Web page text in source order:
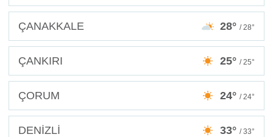
ÇANAKKALE 28° / 28°
ÇANKIRI 25° / 25°
ÇORUM 24° / 24°
DENİZLİ 33° / 33°